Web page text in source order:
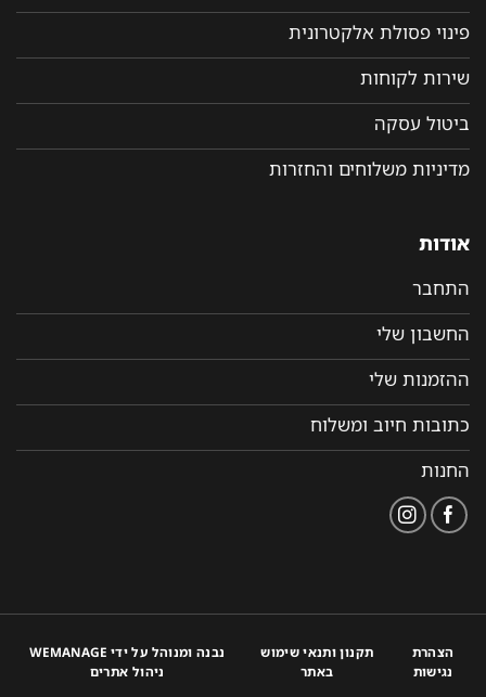
פינוי פסולת אלקטרונית
שירות לקוחות
ביטול עסקה
מדיניות משלוחים והחזרות
אודות
התחבר
החשבון שלי
ההזמנות שלי
כתובות חיוב ומשלוח
החנות
הצהרת
נגישות
תקנון ותנאי שימוש
באתר
נבנה ומנוהל על ידי WEMANAGE
ניהול אתרים